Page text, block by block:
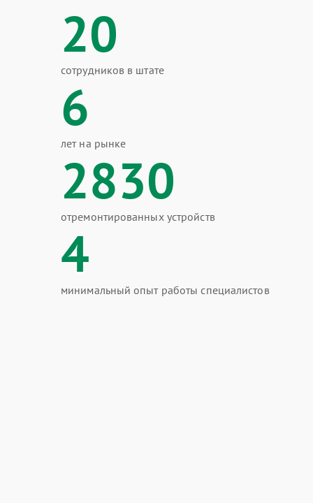
20
сотрудников в штате
6
лет на рынке
2830
отремонтированных устройств
4
минимальный опыт работы специалистов